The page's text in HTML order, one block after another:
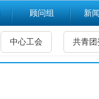
顾问组 新
中心工会 共青